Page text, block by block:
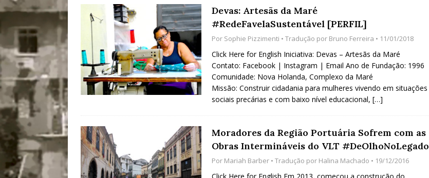
Devas: Artesãs da Maré
#RedeFavelaSustentável [PERFIL]
Por Sophie Pizzimenti • Tradução por Bruno Ferreira • 11/01/2018
Click Here for English Iniciativa: Devas – Artesãs da Maré
Contato: Facebook | Instagram | Email Ano de Fundação: 1996
Comunidade: Nova Holanda, Complexo da Maré
Missão: Construir cidadania para mulheres vivendo em situações
sociais precárias e com baixo nível educacional, […]
Moradores da Região Portuária Sofrem com as
Obras Intermináveis do VLT #DeOlhoNoLegado
Por Mariah Barber • Tradução por Halina Machado • 19/12/2016